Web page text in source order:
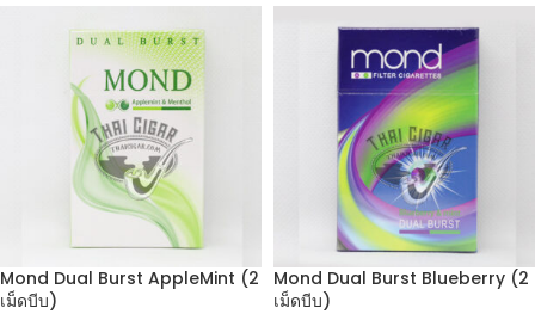
Mond Dual Burst AppleMint (2
เม็ดบีบ)
Mond Dual Burst Blueberry (2
เม็ดบีบ)